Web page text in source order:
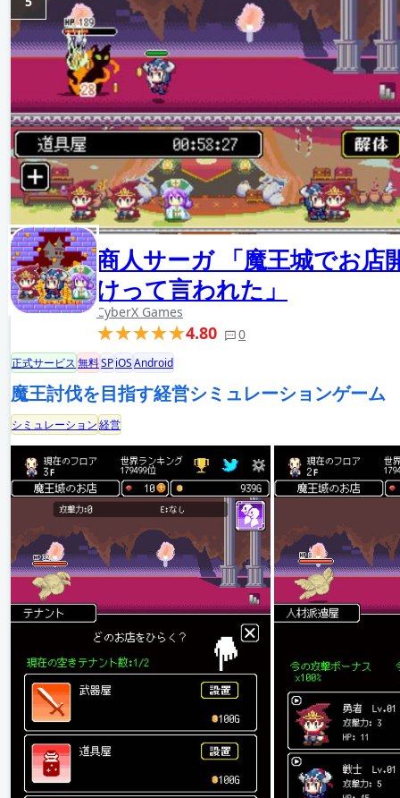
商人サーガ 「魔王城でお店
けって言われた」
CyberX Games
4.80 0
正式サービス無料SPiOSAndroid
魔王討伐を目指す経営シミュレーションゲーム
シミュレーション経営